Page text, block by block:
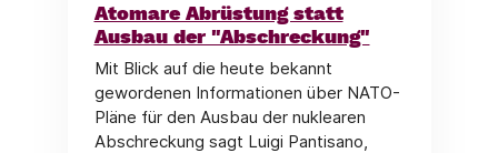
Atomare Abrüstung statt
Ausbau der "Abschreckung"
Mit Blick auf die heute bekannt
gewordenen Informationen über NATO-
Pläne für den Ausbau der nuklearen
Abschreckung sagt Luigi Pantisano,